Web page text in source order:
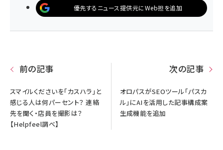
優先するニュース提供元にWeb担を追加
前の記事
スマイルくださいを「カスハラ」と
感じる人は何パーセント？ 連絡
先を聞く・店員を撮影は？
【Helpfeel調べ】
次の記事
オロパスがSEOツール「パスカ
ル」にAIを活用した記事構成案
生成機能を追加